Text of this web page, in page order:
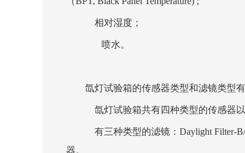
相对湿度；
喷水。
氙灯试验箱的传感器类型和滤镜类型
氙灯试验箱共有四种类型的传感器
有三种类型的滤镜：Daylight Filter-
器。